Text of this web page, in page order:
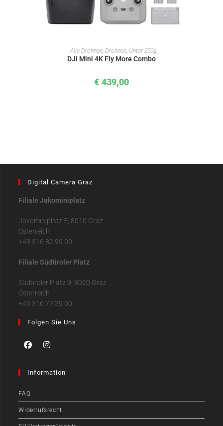
IN DEN WARENKORB
- Alle Drohnen, Drohnen, Unter 250g
DJI Mini 4K Fly More Combo
€ 439,00
Digital Camera Graz
Filiale Jakominiplatz
Jakominiplatz 5, 8010 Graz
Österreich
+43 316 82 99 00
Filiale Südtiroler Platz
Südtiroler Platz 9, 8020 Graz
Österreich
+43 316 77 39 00
Folgen Sie Uns
Information
FAQ
Widerrufsrecht